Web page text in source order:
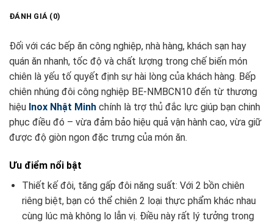
ĐÁNH GIÁ (0)
Đối với các bếp ăn công nghiệp, nhà hàng, khách sạn hay
quán ăn nhanh, tốc độ và chất lượng trong chế biến món
chiên là yếu tố quyết định sự hài lòng của khách hàng. Bếp
chiên nhúng đôi công nghiệp BE-NMBCN10 đến từ thương
hiệu Inox Nhật Minh chính là trợ thủ đắc lực giúp bạn chinh
phục điều đó – vừa đảm bảo hiệu quả vận hành cao, vừa giữ
được độ giòn ngon đặc trưng của món ăn.
Ưu điểm nổi bật
Thiết kế đôi, tăng gấp đôi năng suất: Với 2 bồn chiên
riêng biệt, bạn có thể chiên 2 loại thực phẩm khác nhau
cùng lúc mà không lo lẫn vị. Điều này rất lý tưởng trong